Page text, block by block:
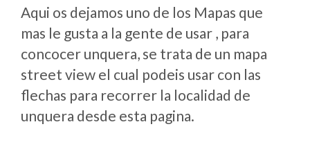
Aqui os dejamos uno de los Mapas que
mas le gusta a la gente de usar , para
concocer unquera, se trata de un mapa
street view el cual podeis usar con las
flechas para recorrer la localidad de
unquera desde esta pagina.